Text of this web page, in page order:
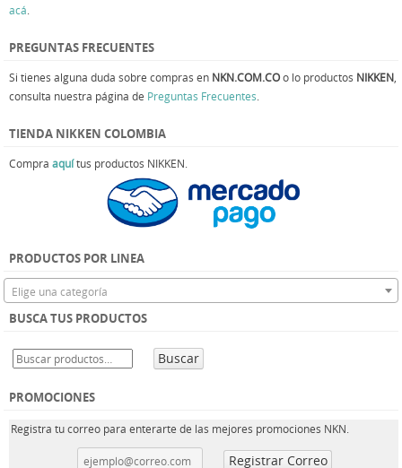
acá
PREGUNTAS FRECUENTES
Si tienes alguna duda sobre compras en NKN.COM.COo lo productos NIKKEN
consulta nuestra página de Preguntas Frecuentes
TIENDA NIKKEN COLOMBIA
Compra aquítus productos NIKKEN.
PRODUCTOS POR LINEA
Elige una categoría
BUSCA TUS PRODUCTOS
Buscar
PROMOCIONES
Registra tu correo para enterarte de las mejores promociones NKN.